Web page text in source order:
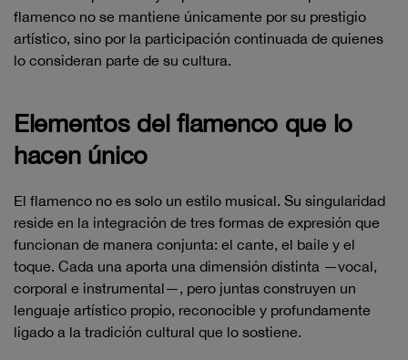
flamenco no se mantiene únicamente por su prestigio
artístico, sino por la participación continuada de quienes
lo consideran parte de su cultura.
Elementos del flamenco que lo
hacen único
El flamenco no es solo un estilo musical. Su singularidad
reside en la integración de tres formas de expresión que
funcionan de manera conjunta: el cante, el baile y el
toque. Cada una aporta una dimensión distinta —vocal,
corporal e instrumental—, pero juntas construyen un
lenguaje artístico propio, reconocible y profundamente
ligado a la tradición cultural que lo sostiene.